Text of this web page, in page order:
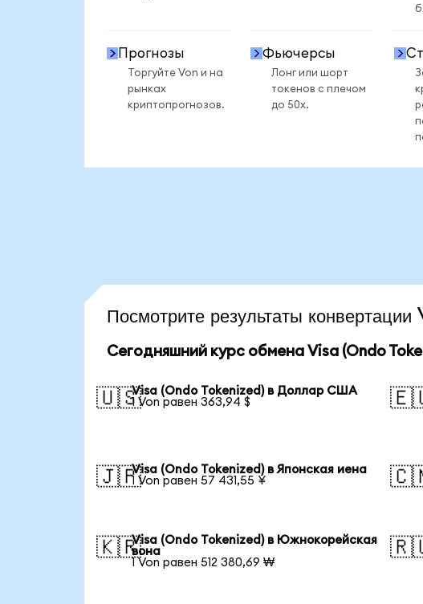
Прогнозы
Торгуйте Von и на
рынках
криптопрогнозов.
Фьючерсы
Лонг или шорт
токенов с плечом
до 50x.
Посмотрите результаты
Сегодняшний курс обмена Visa (Ondo
🇺🇸Visa (Ondo Tokenized) в Доллар США
1 Von равен 363,94 $
🇯🇵Visa (Ondo Tokenized) в Японская иена
1 Von равен 57 431,55 ¥
🇰🇷Visa (Ondo Tokenized) в Южнокорейская
вона
1 Von равен 512 380,69 ₩